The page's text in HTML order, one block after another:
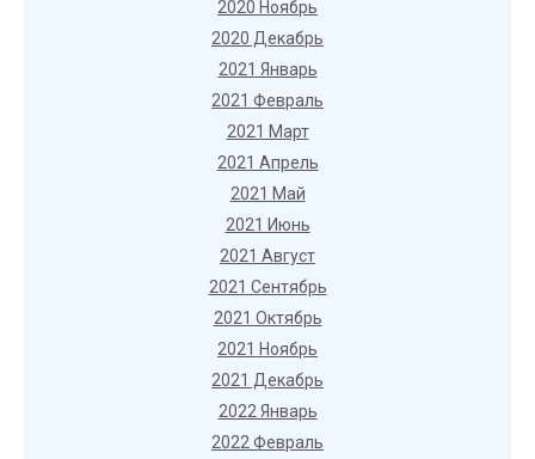
2020 Ноябрь
2020 Декабрь
2021 Январь
2021 Февраль
2021 Март
2021 Апрель
2021 Май
2021 Июнь
2021 Август
2021 Сентябрь
2021 Октябрь
2021 Ноябрь
2021 Декабрь
2022 Январь
2022 Февраль